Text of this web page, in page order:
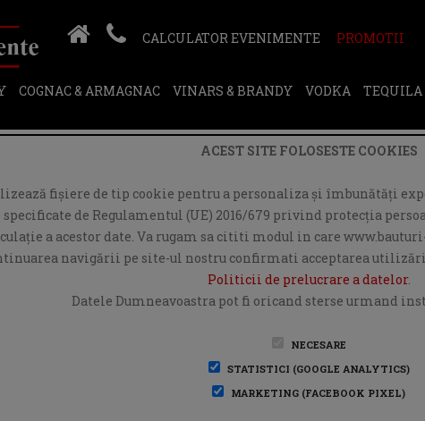
CALCULATOR EVENIMENTE PROMOTII
COGNAC & ARMAGNAC VINARS & BRANDY VODKA TEQUILA
ACEST SITE FOLOSESTE COOKIES
fişiere de tip cookie pentru a personaliza și îmbunătăți
de Regulamentul (UE) 2016/679 privind protecția
a acestor date. Va rugam sa cititi modul in care
navigării pe site-ul nostru confirmati acceptarea
Politicii de prelucrare a datelor.
Datele Dumneavoastra pot fi oricand sterse urmand
NECESARE
STATISTICI (GOOGLE ANALYTICS)
MARKETING (FACEBOOK PIXEL)